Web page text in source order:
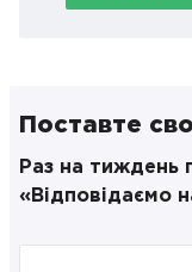
Поставте
Раз на тиждень
«Відповідаємо